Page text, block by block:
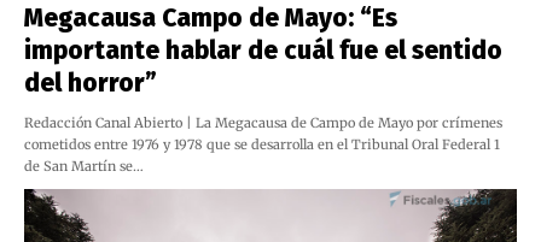
Megacausa Campo de Mayo: “Es
importante hablar de cuál fue el sentido
del horror”
Redacción Canal Abierto | La Megacausa de Campo de Mayo por crímenes
cometidos entre 1976 y 1978 que se desarrolla en el Tribunal Oral Federal 1
de San Martín se…